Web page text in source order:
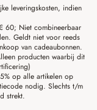
leveringskosten, indien
60; Niet combineerbaar
Geldt niet voor reeds
van cadeaubonnen.
producten waarbij dit
op alle artikelen op
nodig. Slechts t/m
strekt.